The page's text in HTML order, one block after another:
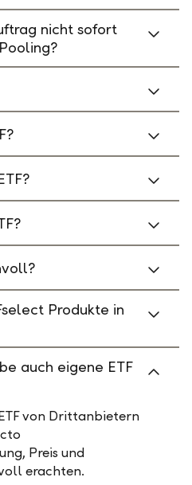
nicht sofort
Produkte in
auch eigene ETF
von Drittanbietern
Preis und
erachten.